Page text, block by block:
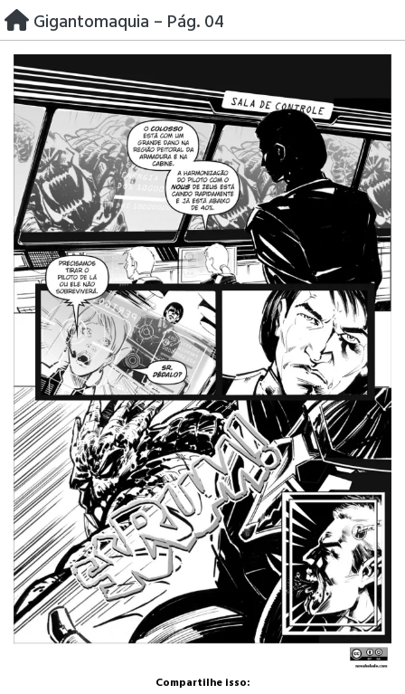
Skip
to
content
Gigantomaquia – Pág. 04
Compartilhe isso: